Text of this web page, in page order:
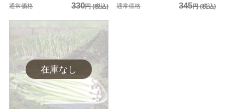
通常価格 330円(税込) 通常価格 345円(税込)